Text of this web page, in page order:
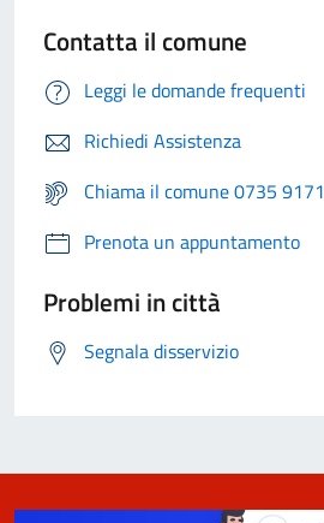
Contatta il comune
Leggi le domande frequenti
Richiedi Assistenza
Chiama il comune 0735 9171
Prenota un appuntamento
Problemi in città
Segnala disservizio